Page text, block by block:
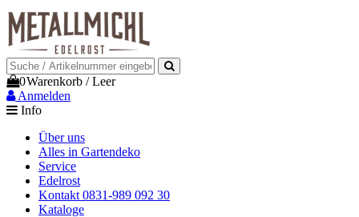
0Warenkorb /Leer
Anmelden
Info
Über uns
Alles in Gartendeko
Service
Edelrost
Kontakt 0831-989 092 30
Kataloge